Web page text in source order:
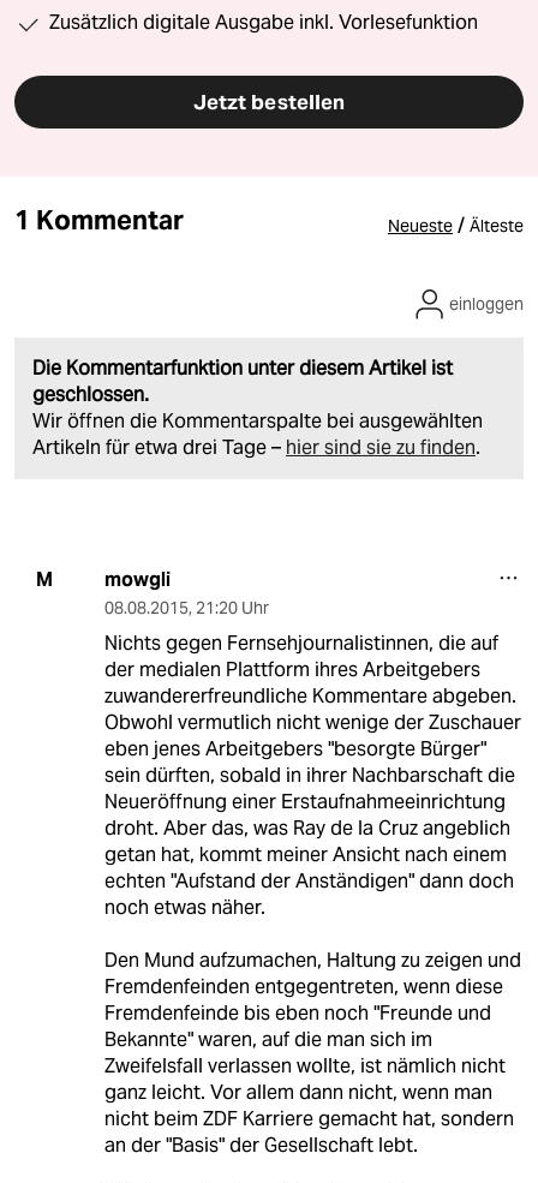
Zusätzlich digitale Ausgabe inkl. Vorlesefunktion
Jetzt bestellen
1 Kommentar Neueste / Älteste
Die Kommentarfunktion unter diesem Artikel ist
geschlossen.
Wir öffnen die Kommentarspalte bei ausgewählten
Artikeln für etwa drei Tage – hier sind sie zu finden.
einloggen
M mowgli
08.08.2015, 21:20 Uhr
Nichts gegen Fernsehjournalistinnen, die auf
der medialen Plattform ihres Arbeitgebers
zuwandererfreundliche Kommentare abgeben.
Obwohl vermutlich nicht wenige der Zuschauer
eben jenes Arbeitgebers "besorgte Bürger"
sein dürften, sobald in ihrer Nachbarschaft die
Neueröffnung einer Erstaufnahmeeinrichtung
droht. Aber das, was Ray de la Cruz angeblich
getan hat, kommt meiner Ansicht nach einem
echten "Aufstand der Anständigen" dann doch
noch etwas näher.
Den Mund aufzumachen, Haltung zu zeigen und
Fremdenfeinden entgegentreten, wenn diese
Fremdenfeinde bis eben noch "Freunde und
Bekannte" waren, auf die man sich im
Zweifelsfall verlassen wollte, ist nämlich nicht
ganz leicht. Vor allem dann nicht, wenn man
nicht beim ZDF Karriere gemacht hat, sondern
an der "Basis" der Gesellschaft lebt.